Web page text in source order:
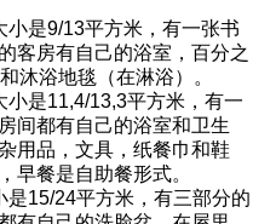
小是9/13平方米，有一张书
客房有自己的浴室，百分之
沐浴地毯（在淋浴）。
小是11,4/13,3平方米，有一
间都有自己的浴室和卫生
用品，文具，纸餐巾和鞋
早餐是自助餐形式。
15/24平方米，有三部分的